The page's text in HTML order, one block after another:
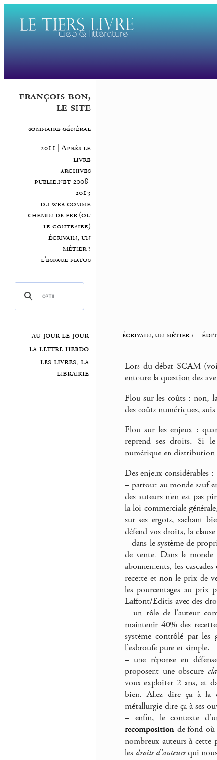
françois bon,
le site
sommaire général
2011 | Après le
livre
archives
publie.net 2008-
2013
du web comme
chemin de fer (ou
le contraire)
écrivain, un
métier ?
l’espace matos
au jour le jour
la lettre hebdo
les livres, la
librairie
écrivain, un métier ?
Lors du débat SCAM
entoure la question des
Flou sur les coûts : non,
des coûts numériques,
Flou sur les enjeux :
reprend ses droits. Si
numérique en
Des enjeux considérables :
– partout au monde sauf
des auteurs n’en est pas
la loi commerciale
sur ses ergots, sachant
défend vos droits, la
– dans le système de
de vente. Dans le monde
abonnements, les
recette et non le prix de
les pourcentages au
Laffont/Editis avec des
– un rôle de l’auteur
maintenir 40% des
système contrôlé par les
l’esbroufe pure et simple.
– une réponse en
proposent une obscure
vous exploiter 2 ans, et
bien. Allez dire ça à la
métallurgie dire ça à ses
– enfin, le contexte
recomposition de fond où
nombreux auteurs à cette
les droits d’auteurs qui